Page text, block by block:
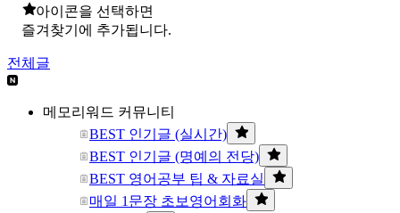
아이콘을 선택하면
즐겨찾기에 추가됩니다.
전체글
메모리워드 커뮤니티
BEST 인기글 (실시간)
BEST 인기글 (명예의 전당)
BEST 영어공부 팁 & 자료실
매일 1문장 초보영어회화